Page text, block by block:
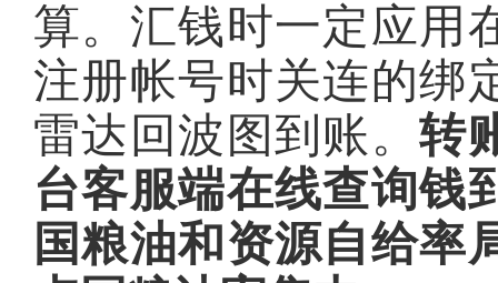
算。汇钱时一定应用
注册帐号时关连的绑
雷达回波图到账。转
台客服端在线查询钱
国粮油和资源自给率